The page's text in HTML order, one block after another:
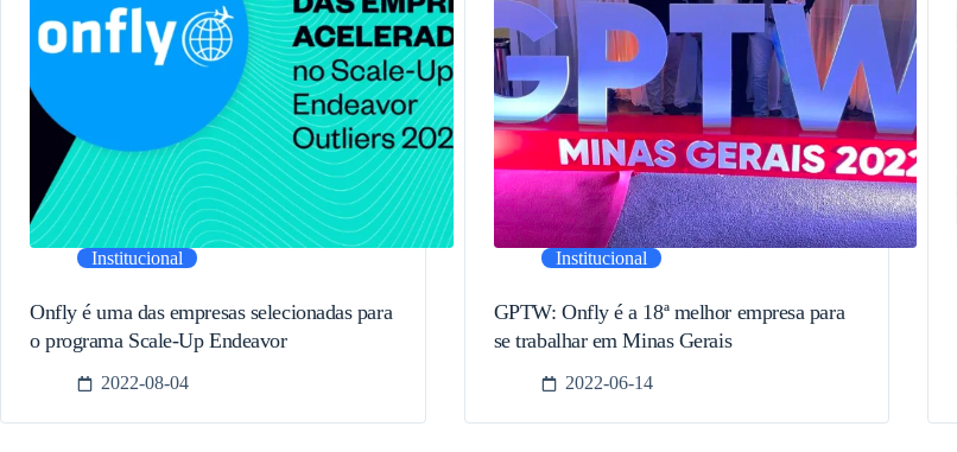
Institucional
Onfly é uma das empresas selecionadas para
o programa Scale-Up Endeavor
2022-08-04
Institucional
GPTW: Onfly é a 18ª melhor empresa para
se trabalhar em Minas Gerais
2022-06-14